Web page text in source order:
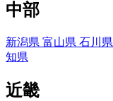
中部
新潟県 富山県 石川県
知県
近畿